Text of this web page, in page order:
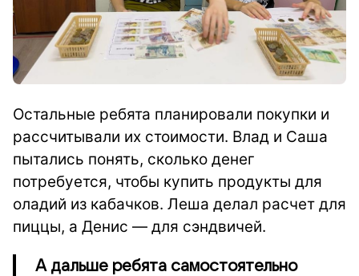
Остальные ребята планировали покупки и
рассчитывали их стоимости. Влад и Саша
пытались понять, сколько денег
потребуется, чтобы купить продукты для
оладий из кабачков. Леша делал расчет для
пиццы, а Денис — для сэндвичей.
А дальше ребята самостоятельно